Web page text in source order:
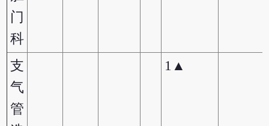
门
科
支
气
管
1▲